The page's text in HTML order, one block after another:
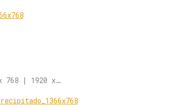
768 | 1920 x…